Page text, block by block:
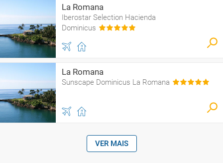
La Romana
Iberostar Selection Hacienda
Dominicus
La Romana
Sunscape Dominicus La Romana
VER MAIS